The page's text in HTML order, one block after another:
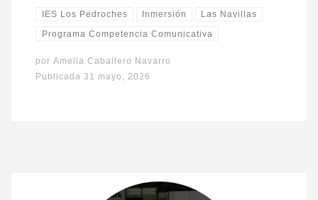
IES Los Pedroches Inmersión Las Navillas
Programa Competencia Comunicativa
porAmelia Caballero Navarro
Publicada31 mayo, 2026